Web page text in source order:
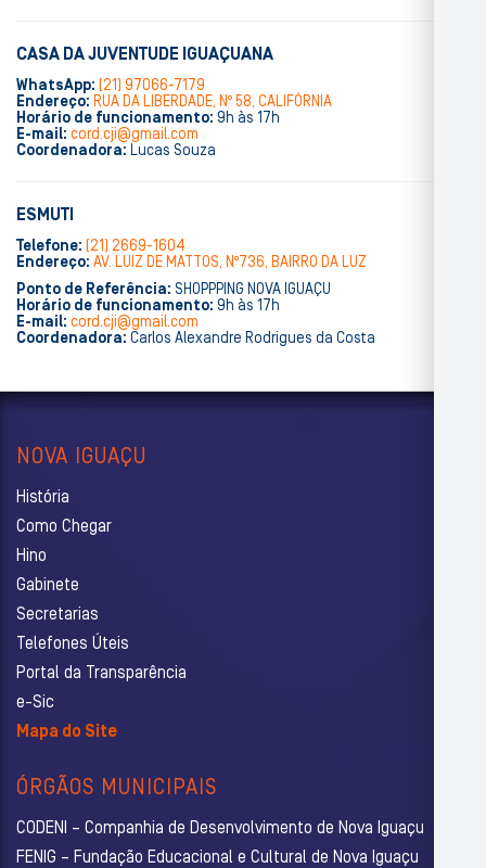
CASA DA JUVENTUDE IGUAÇUANA
WhatsApp: (21) 97066-7179
Endereço: RUA DA LIBERDADE, Nº 58, CALIFÓRNIA
Horário de funcionamento: 9h às 17h
E-mail: cord.cji@gmail.com
Coordenadora: Lucas Souza
ESMUTI
Telefone: (21) 2669-1604
Endereço: AV. LUIZ DE MATTOS, Nº736, BAIRRO DA LUZ
Ponto de Referência: SHOPPPING NOVA IGUAÇU
Horário de funcionamento: 9h às 17h
E-mail: cord.cji@gmail.com
Coordenadora: Carlos Alexandre Rodrigues da Costa
NOVA IGUAÇU
História
Como Chegar
Hino
Gabinete
Secretarias
Telefones Úteis
Portal da Transparência
e-Sic
Mapa do Site
ÓRGÃOS MUNICIPAIS
CODENI – Companhia de Desenvolvimento de Nova Iguaçu
FENIG – Fundação Educacional e Cultural de Nova Iguaçu